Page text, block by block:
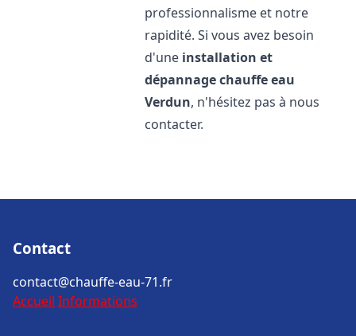
professionnalisme et notre
rapidité. Si vous avez besoin
d'une installation et
dépannage chauffe eau
Verdun, n'hésitez pas à nous
contacter.
Contact
contact@chauffe-eau-71.fr
Accueil Informations